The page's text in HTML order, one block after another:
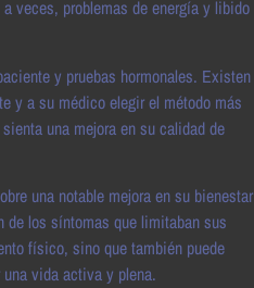
veces, problemas de energía y libido
y pruebas hormonales. Existen
y a su médico elegir el método más
una mejora en su calidad de
una notable mejora en su bienestar
de los síntomas que limitaban sus
físico, sino que también puede
vida activa y plena.